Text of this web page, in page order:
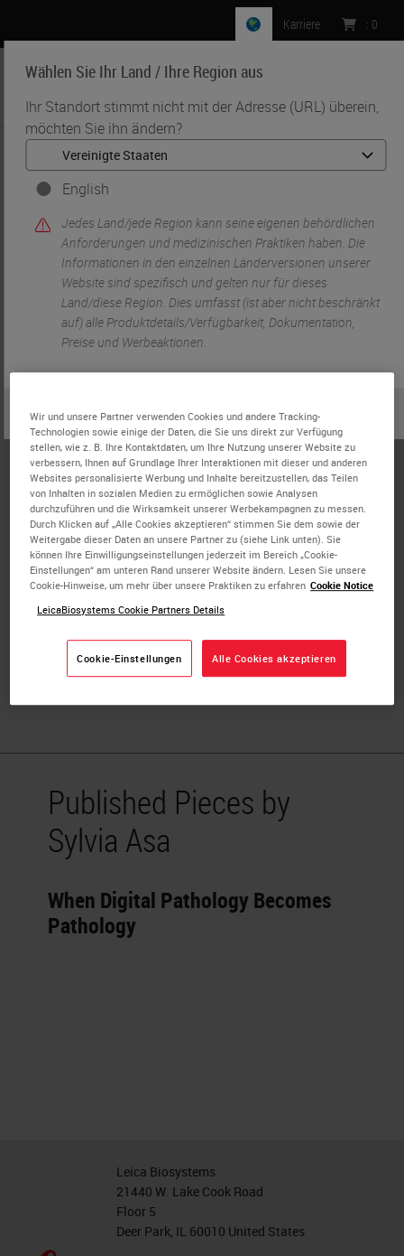
Wählen Sie Ihr Land / Ihre Region aus
Ihr Standort stimmt nicht mit der Adresse (URL) überein,
möchten Sie ihn ändern?
English
Jedes Land/jede Region kann seine eigenen behördlichen
Anforderungen und medizinischen Praktiken haben. Die
Informationen in den einzelnen Länderversionen unserer
Website sind spezifisch und gelten nur für dieses
Land/diese Region. Dies umfasst (ist aber nicht beschränkt
auf) alle Produktdetails/Verfügbarkeit, Dokumentation,
Preise und Werbeaktionen.
JA oder Nein
Karriere : 0
MENU
Start • Knowledge Pathway • Sylvia Asa
Sylvia Asa
Dr. Asa is the Professor of Pathology at Case Western
Reserve University and a former Endocrine Pathologist
and Professor in the Department of Laboratory Medicine
and Pathobiology at the University of Toronto. A Clinician-
Scientist with a focus on Endocrine Pathology, her
research aims to identify the basis for development of
endocrine tumors, to improve diagnostic tests and to
identify targets for therapy of those diseases. Dr. Asa has
published over 450 scientific articles, written five books,
chapters on endocrine pathology. She serves on numerous
editorial boards of scientific journals and has given over
Published Pieces by
Sylvia Asa
When Digital Pathology Becomes
Pathology
Leica Biosystems
21440 W. Lake Cook Road
Floor 5
Deer Park, IL 60010 United States
Wir und unsere Partner verwenden Cookies und andere Tracking-
Technologien sowie einige der Daten, die Sie uns direkt zur Verfügung
stellen, wie z. B. Ihre Kontaktdaten, um Ihre Nutzung unserer Website zu
verbessern, Ihnen auf Grundlage Ihrer Interaktionen mit dieser und anderen
Websites personalisierte Werbung und Inhalte bereitzustellen, das Teilen
von Inhalten in sozialen Medien zu ermöglichen sowie Analysen
durchzuführen und die Wirksamkeit unserer Werbekampagnen zu messen.
Durch Klicken auf „Alle Cookies akzeptieren“ stimmen Sie dem sowie der
Weitergabe dieser Daten an unsere Partner zu (siehe Link unten). Sie
können Ihre Einwilligungseinstellungen jederzeit im Bereich „Cookie-
Einstellungen“ am unteren Rand unserer Website ändern. Lesen Sie unsere
Cookie-Hinweise, um mehr über unsere Praktiken zu erfahren Cookie Notice
LeicaBiosystems Cookie Partners Details
Cookie-Einstellungen Alle Cookies akzeptieren